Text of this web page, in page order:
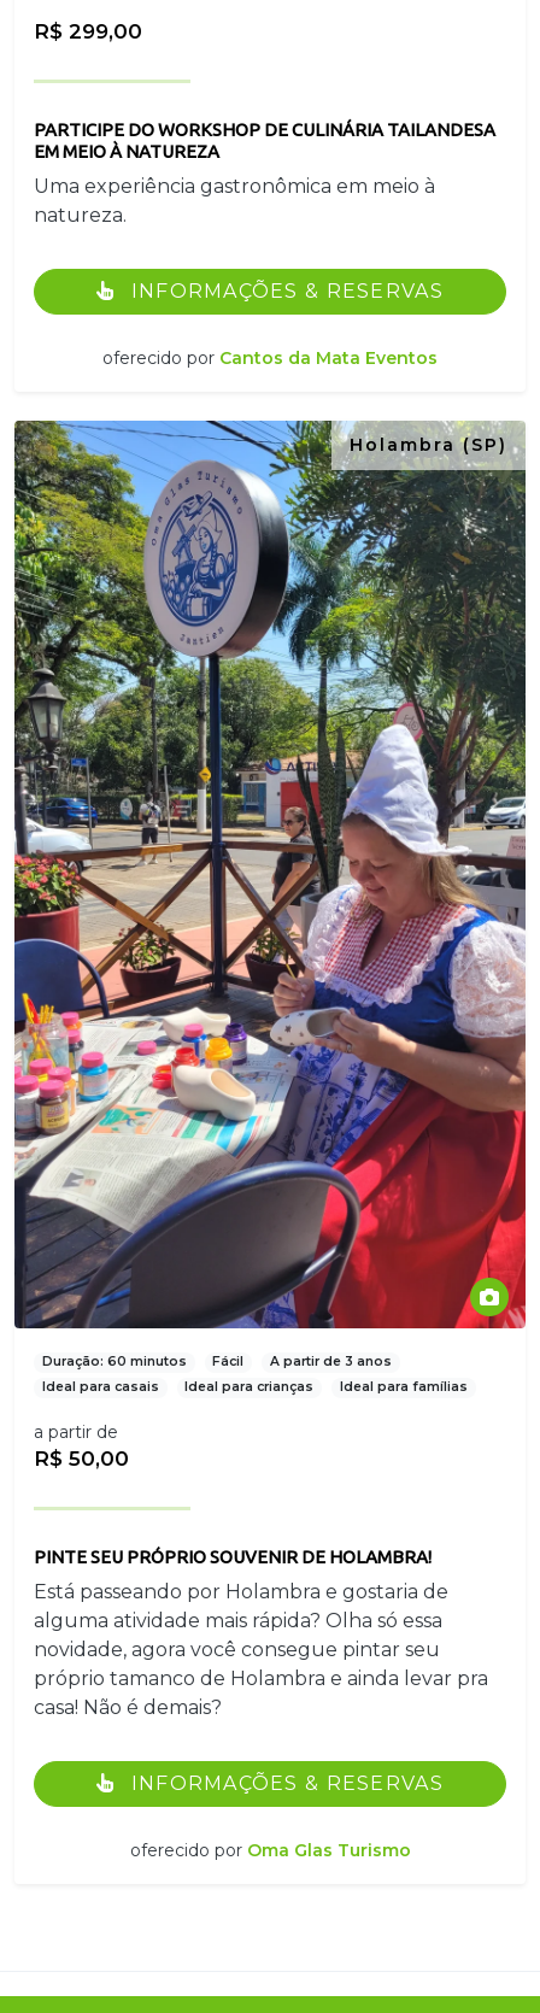
R$ 299,00
PARTICIPE DO WORKSHOP DE CULINÁRIA TAILANDESA
EM MEIO À NATUREZA
Uma experiência gastronômica em meio à
natureza.
INFORMAÇÕES & RESERVAS
oferecido por Cantos da Mata Eventos
Holambra (SP)
Duração: 60 minutos Fácil
A partir de 3 anos
Ideal para casais
Ideal para crianças Ideal para famílias
a partir de
R$ 50,00
PINTE SEU PRÓPRIO SOUVENIR DE HOLAMBRA!
Está passeando por Holambra e gostaria de
alguma atividade mais rápida? Olha só essa
novidade, agora você consegue pintar seu
próprio tamanco de Holambra e ainda levar pra
casa! Não é demais?
INFORMAÇÕES & RESERVAS
oferecido por Oma Glas Turismo